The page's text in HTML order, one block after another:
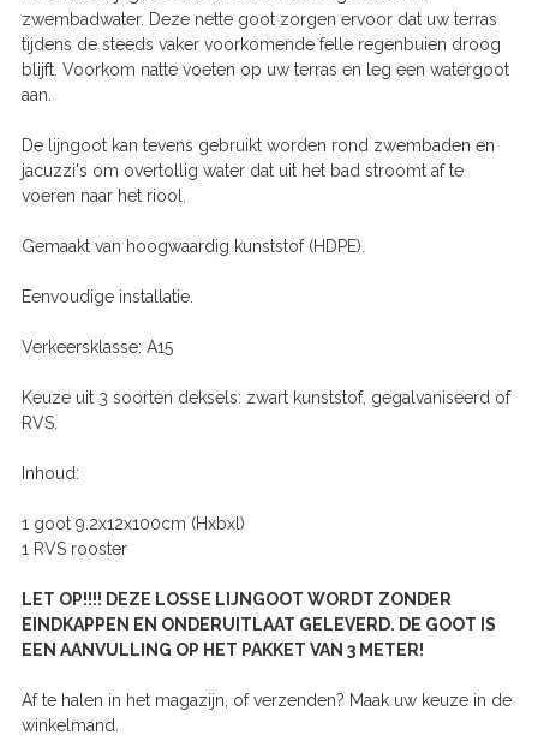
zwembadwater. Deze nette goot zorgen ervoor dat uw terras
tijdens de steeds vaker voorkomende felle regenbuien droog
blijft. Voorkom natte voeten op uw terras en leg een watergoot
aan.
De lijngoot kan tevens gebruikt worden rond zwembaden en
jacuzzi's om overtollig water dat uit het bad stroomt af te
voeren naar het riool.
Gemaakt van hoogwaardig kunststof (HDPE).
Eenvoudige installatie.
Verkeersklasse: A15
Keuze uit 3 soorten deksels: zwart kunststof, gegalvaniseerd of
RVS.
Inhoud:
1 goot 9.2x12x100cm (Hxbxl)
1 RVS rooster
LET OP!!!! DEZE LOSSE LIJNGOOT WORDT ZONDER
EINDKAPPEN EN ONDERUITLAAT GELEVERD. DE GOOT IS
EEN AANVULLING OP HET PAKKET VAN 3 METER!
Af te halen in het magazijn, of verzenden? Maak uw keuze in de
winkelmand.